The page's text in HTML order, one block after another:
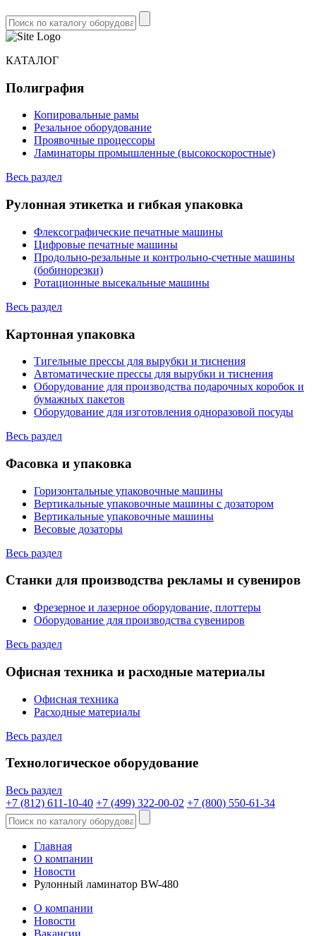
КАТАЛОГ
Полиграфия
Копировальные рамы
Резальное оборудование
Проявочные процессоры
Ламинаторы промышленные (высокоскоростные)
Весь раздел
Рулонная этикетка и гибкая упаковка
Флексографические печатные машины
Цифровые печатные машины
Продольно-резальные и контрольно-счетные машины
(бобинорезки)
Ротационные высекальные машины
Весь раздел
Картонная упаковка
Тигельные прессы для вырубки и тиснения
Автоматические прессы для вырубки и тиснения
Оборудование для производства подарочных коробок и
бумажных пакетов
Оборудование для изготовления одноразовой посуды
Весь раздел
Фасовка и упаковка
Горизонтальные упаковочные машины
Вертикальные упаковочные машины с дозатором
Вертикальные упаковочные машины
Весовые дозаторы
Весь раздел
Станки для производства рекламы и сувениров
Фрезерное и лазерное оборудование, плоттеры
Оборудование для производства сувениров
Весь раздел
Офисная техника и расходные материалы
Офисная техника
Расходные материалы
Весь раздел
Технологическое оборудование
Весь раздел
+7 (812) 611-10-40 +7 (499) 322-00-02 +7 (800) 550-61-34
Главная
О компании
Новости
Рулонный ламинатор BW-480
О компании
Новости
Вакансии